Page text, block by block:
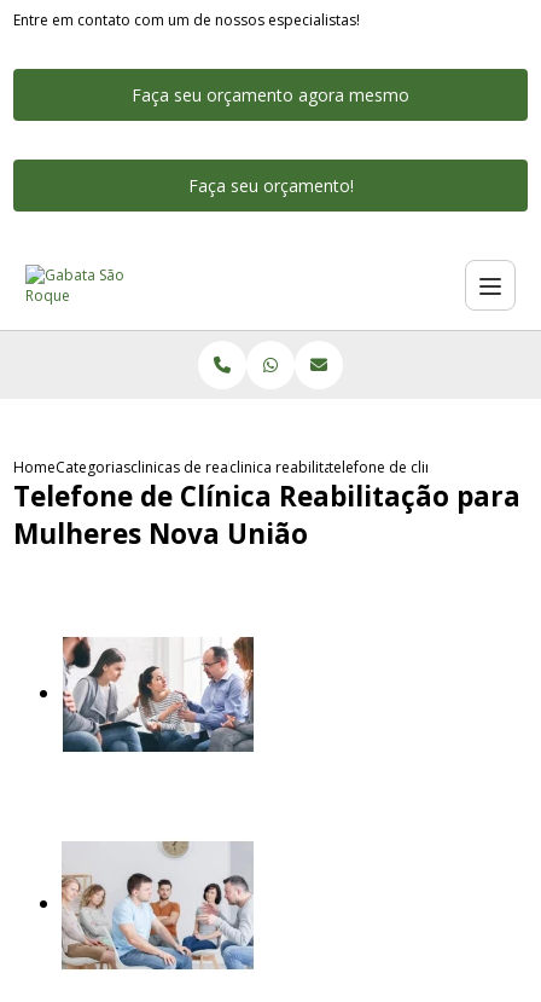
Entre em contato com um de nossos especialistas!
Faça seu orçamento agora mesmo
Faça seu orçamento!
HomeCategoriasclinicas de reabilitacao para dependentes quimicos
clinica reabilitacao dependente quimico
telefone de clinica
Telefone de Clínica Reabilitação para
Mulheres Nova União